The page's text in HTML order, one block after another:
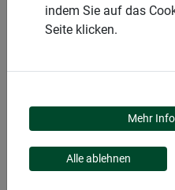
COOL
indem Sie auf das
Seite klicken.
Mehr
Alle ablehnen